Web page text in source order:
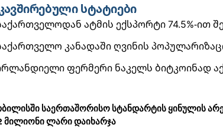
სტატიები
ატმის ექსპორტი 74.5%-ით
კანადაში ღვინის
ფერმერი ნაკელს ბიტკოინად
საერთაშორისო სტანდარტის ყინულის
მილიონი ლარი დაიხარჯა